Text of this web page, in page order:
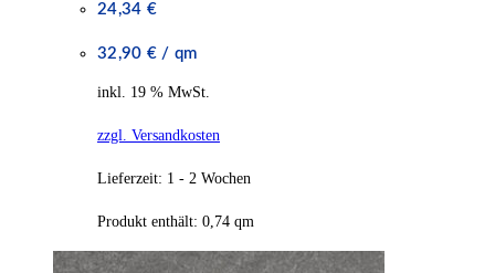
24,34 €
32,90 € /qm
inkl. 19 % MwSt.
zzgl. Versandkosten
Lieferzeit: 1 - 2 Wochen
Produkt enthält: 0,74 qm